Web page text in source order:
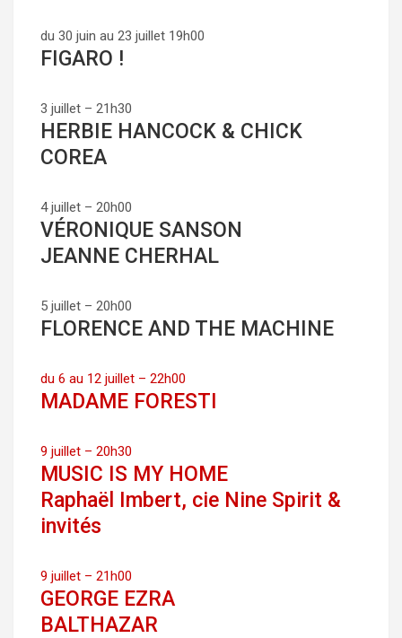
du 30 juin au 23 juillet 19h00
FIGARO !
3 juillet – 21h30
HERBIE HANCOCK & CHICK
COREA
4 juillet – 20h00
VÉRONIQUE SANSON
JEANNE CHERHAL
5 juillet – 20h00
FLORENCE AND THE MACHINE
du 6 au 12 juillet – 22h00
MADAME FORESTI
9 juillet – 20h30
MUSIC IS MY HOME
Raphaël Imbert, cie Nine Spirit &
invités
9 juillet – 21h00
GEORGE EZRA
BALTHAZAR